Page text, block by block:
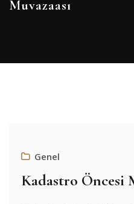
Muvazaası
Genel
Kadastro Öncesi